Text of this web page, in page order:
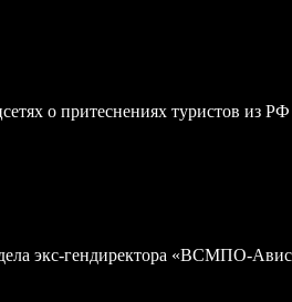
о притеснениях туристов из РФ
экс-гендиректора «ВСМПО-